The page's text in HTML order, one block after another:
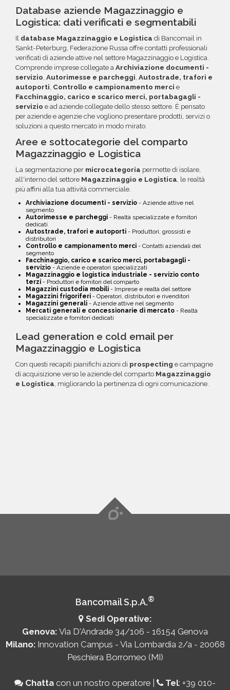
il target perfetto per la tua campagna.
tutti gli errori come email inesistenti o DNS
errati.
i circuiti protetti Banca Sella e PayPal. Inoltre,
per acquisti voluminosi, è possibile acquistare
maggiori informazioni su come sfruttare
questa opzione.
Database aziende Magazzinaggio e
Logistica: dati verificati e segmentabili
Il database Magazzinaggio e Logistica di Bancomail in
Sankt-Peterburg, Federazione Russa offre contatti professionali
verificati di aziende attive nel settore Magazzinaggio e Logistica.
Comprende imprese collegate a Archiviazione documenti -
servizio, Autorimesse e parcheggi, Autostrade, trafori e
autoporti, Controllo e campionamento merci e
Facchinaggio, carico e scarico merci, portabagagli -
servizio e ad aziende collegate dello stesso settore. È pensato
per aziende e agenzie che vogliono presentare prodotti, servizi o
soluzioni a questo mercato in modo mirato.
Aree e sottocategorie del comparto
Magazzinaggio e Logistica
La segmentazione per microcategoria permette di isolare,
all'interno del settore Magazzinaggio e Logistica , le realtà
più affini alla tua attività commerciale.
Archiviazione documenti - servizio - Aziende attive nel
segmento
Autorimesse e parcheggi - Realtà specializzate e fornitori
dedicati
Autostrade, trafori e autoporti - Produttori, grossisti e
distributori
Controllo e campionamento merci - Contatti aziendali del
segmento
Facchinaggio, carico e scarico merci, portabagagli -
servizio - Aziende e operatori specializzati
Magazzinaggio e logistica industriale - servizio conto
terzi - Produttori e fornitori del comparto
Magazzini custodia mobili - Imprese e realtà del settore
Magazzini frigoriferi - Operatori, distributori e rivenditori
Magazzini generali - Aziende attive nel segmento
Mercati generali e concessionarie di mercato - Realtà
specializzate e fornitori dedicati
Lead generation e cold email per
Magazzinaggio e Logistica
Con questi recapiti pianifichi azioni di prospecting e campagne
di acquisizione verso le aziende del comparto Magazzinaggio
e Logistica, migliorando la pertinenza di ogni comunicazione.
Bancomail S.p.A.®
Sedi Operative:
Genova: Via D'Andrade 34/106 - 16154 Genova
Milano: Innovation Campus - Via Lombardia 2/a - 20068
Peschiera Borromeo (MI)
Chatta con un nostro operatore | Tel: +39 010-